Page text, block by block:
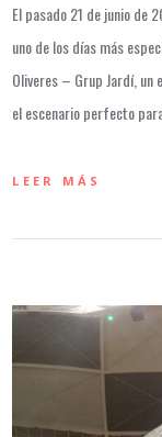
El pasado 21 de junio de
uno de los días más
Oliveres – Grup Jardí, un
el escenario perfecto
LEER MÁS